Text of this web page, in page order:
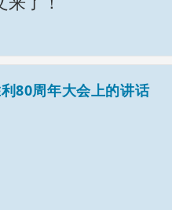
80周年大会上的讲话